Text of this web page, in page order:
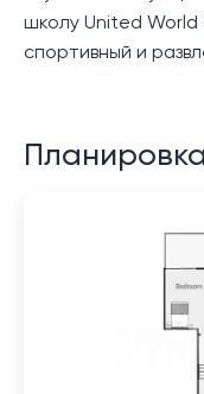
школу United World
спортивный и
Планировка